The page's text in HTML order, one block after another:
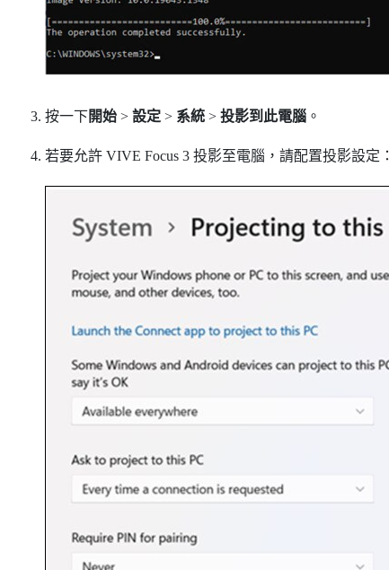
按一下開始> 設定> 系統> 投影到此電腦。
若要允許 VIVE Focus 3投影至電腦，請配置投影設定：